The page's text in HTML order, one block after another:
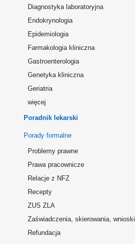
Diagnostyka laboratoryjna
Endokrynologia
Epidemiologia
Farmakologia kliniczna
Gastroenterologia
Genetyka kliniczna
Geriatria
więcej
Poradnik lekarski
Porady formalne
Problemy prawne
Prawa pracownicze
Relacje z NFZ
Recepty
ZUS ZLA
Zaświadczenia, skierowania, wnioski
Refundacja